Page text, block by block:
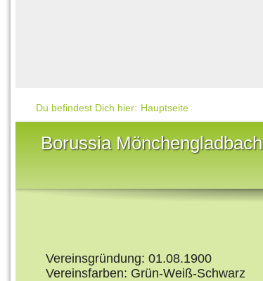
Du befindest Dich hier: Hauptseite
Borussia Mönchengladbach
Vereinsgründung: 01.08.1900
Vereinsfarben: Grün-Weiß-Schwarz